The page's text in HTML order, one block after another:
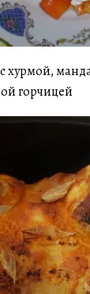
хурмой,
горчицей